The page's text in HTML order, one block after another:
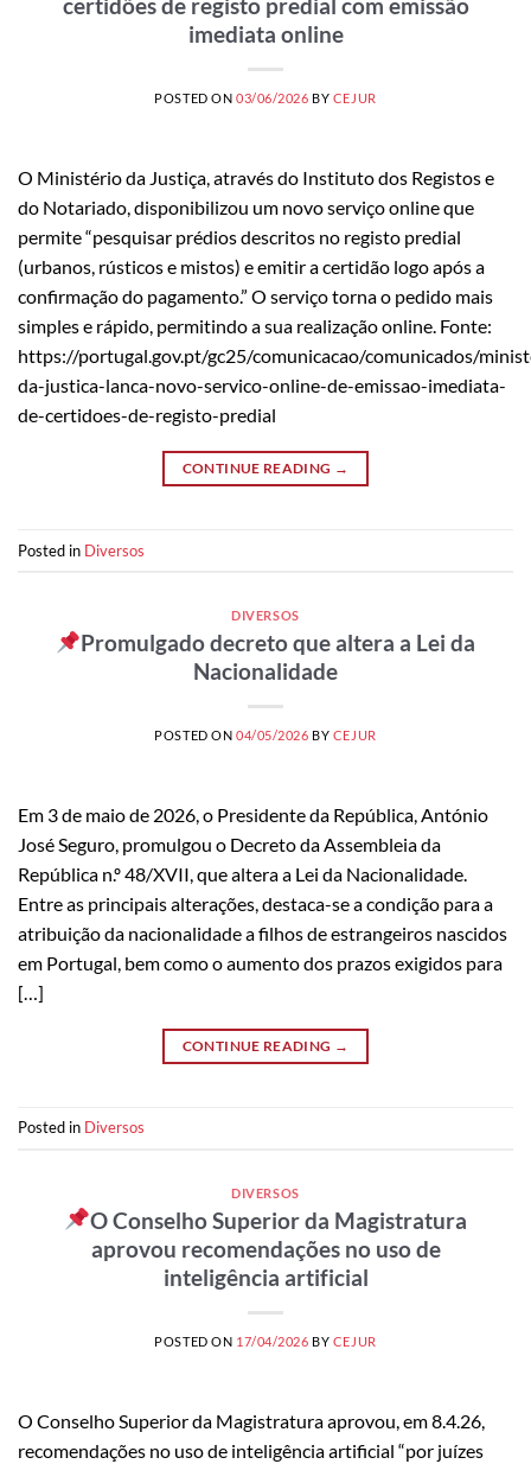
certidões de registo predial com emissão
imediata online
POSTED ON 03/06/2026 BY CEJUR
O Ministério da Justiça, através do Instituto dos Registos e
do Notariado, disponibilizou um novo serviço online que
permite “pesquisar prédios descritos no registo predial
(urbanos, rústicos e mistos) e emitir a certidão logo após a
confirmação do pagamento.” O serviço torna o pedido mais
simples e rápido, permitindo a sua realização online. Fonte:
https://portugal.gov.pt/gc25/comunicacao/comunicados/
da-justica-lanca-novo-servico-online-de-emissao-imediata-
de-certidoes-de-registo-predial
CONTINUE READING →
Posted in Diversos
DIVERSOS
Promulgado decreto que altera a Lei da
Nacionalidade
POSTED ON 04/05/2026 BY CEJUR
Em 3 de maio de 2026, o Presidente da República, António
José Seguro, promulgou o Decreto da Assembleia da
República n.º 48/XVII, que altera a Lei da Nacionalidade.
Entre as principais alterações, destaca-se a condição para a
atribuição da nacionalidade a filhos de estrangeiros nascidos
em Portugal, bem como o aumento dos prazos exigidos para
[…]
CONTINUE READING →
Posted in Diversos
DIVERSOS
O Conselho Superior da Magistratura
aprovou recomendações no uso de
inteligência artificial
POSTED ON 17/04/2026 BY CEJUR
O Conselho Superior da Magistratura aprovou, em 8.4.26,
recomendações no uso de inteligência artificial “por juízes